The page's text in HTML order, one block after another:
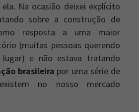
Na ocasião deixei explícito
sobre a construção de
resposta a uma maior
(muitas pessoas querendo
e não estava tratando
brasileira por uma série de
no nosso mercado